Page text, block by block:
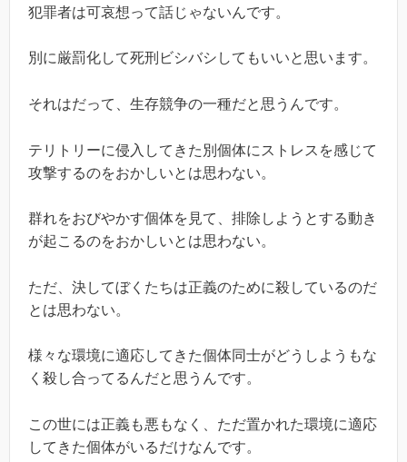
犯罪者は可哀想って話じゃないんです。
別に厳罰化して死刑ビシバシしてもいいと思います。
それはだって、生存競争の一種だと思うんです。
テリトリーに侵入してきた別個体にストレスを感じて
攻撃するのをおかしいとは思わない。
群れをおびやかす個体を見て、排除しようとする動き
が起こるのをおかしいとは思わない。
ただ、決してぼくたちは正義のために殺しているのだ
とは思わない。
様々な環境に適応してきた個体同士がどうしようもな
く殺し合ってるんだと思うんです。
この世には正義も悪もなく、ただ置かれた環境に適応
してきた個体がいるだけなんです。